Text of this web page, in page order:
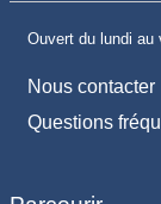
Ouvert du lundi au
Nous contacter
Questions